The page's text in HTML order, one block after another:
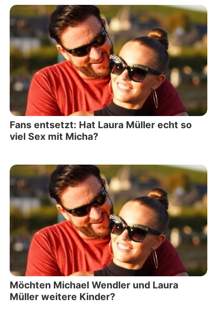
Fans entsetzt: Hat Laura Müller echt so
viel Sex mit Micha?
Möchten Michael Wendler und Laura
Müller weitere Kinder?